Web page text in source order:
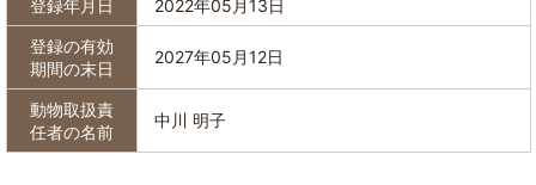
登録年月日
2022年05月13日
登録の有効
期間の末日
2027年05月12日
動物取扱責
任者の名前
中川 明子